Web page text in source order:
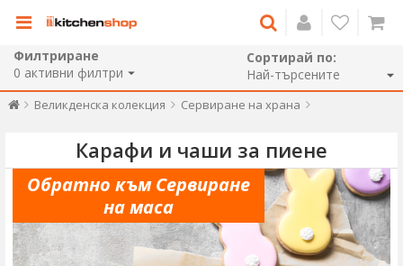
Филтриране
0 активни филтри
Сортирай по:
Великденска колекция Сервиране на храна
Карафи и чаши за пиене
Обратно към Сервиране
на маса